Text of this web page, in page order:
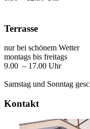
Terrasse
nur bei schönem Wetter
montags bis freitags
9.00 – 17.00 Uhr
Samstag und Sonntag
Kontakt